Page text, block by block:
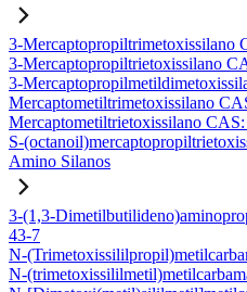
3-Mercaptopropiltrimetoxissilano
3-Mercaptopropiltrietoxissilano
3-
Mercaptometiltrimetoxissilano
Mercaptometiltrietoxissilano
S-
Amino Silanos
3-(1,3-
43-7
N-
N-